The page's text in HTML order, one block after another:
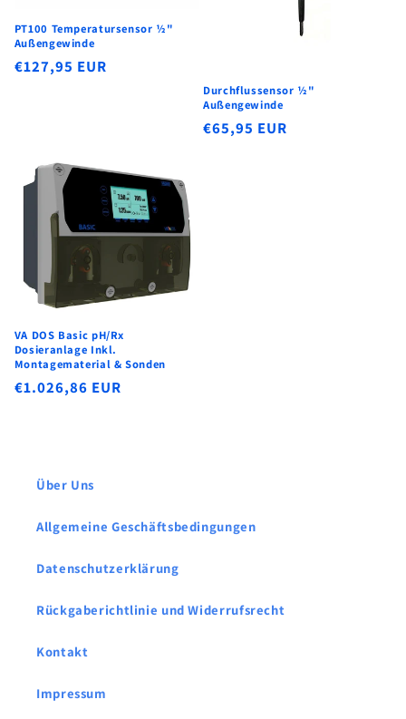
PT100 Temperatursensor ½"
Außengewinde
Normaler
€127,95 EUR
Durchflussensor ½"
Außengewinde
Normaler
€65,95 EUR
VA DOS Basic pH/Rx
Dosieranlage Inkl.
Montagematerial & Sonden
Normaler
€1.026,86 EUR
Über Uns
Allgemeine Geschäftsbedingungen
Datenschutzerklärung
Rückgaberichtlinie und Widerrufsrecht
Kontakt
Impressum